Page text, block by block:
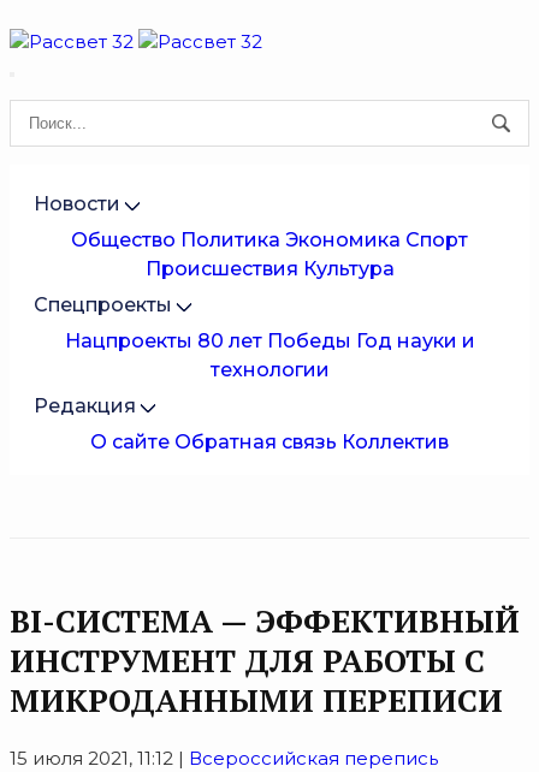
Новости
Общество Политика Экономика Спорт
Происшествия Культура
Спецпроекты
Нацпроекты 80 лет Победы Год науки и
технологии
Редакция
О сайте Обратная связь Коллектив
BI-СИСТЕМА — ЭФФЕКТИВНЫЙ
ИНСТРУМЕНТ ДЛЯ РАБОТЫ С
МИКРОДАННЫМИ ПЕРЕПИСИ
15 июля 2021, 11:12 | Всероссийская перепись